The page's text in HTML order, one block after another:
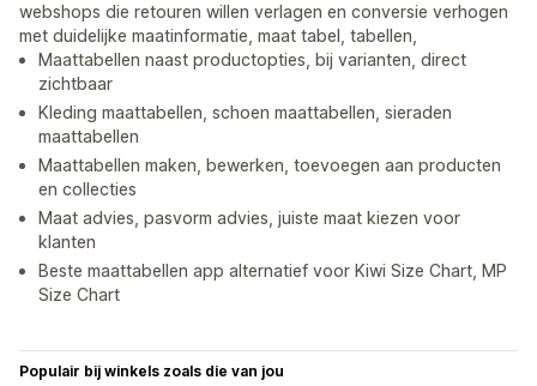
webshops die retouren willen verlagen en conversie verhogen
met duidelijke maatinformatie, maat tabel, tabellen,
Maattabellen naast productopties, bij varianten, direct
zichtbaar
Kleding maattabellen, schoen maattabellen, sieraden
maattabellen
Maattabellen maken, bewerken, toevoegen aan producten
en collecties
Maat advies, pasvorm advies, juiste maat kiezen voor
klanten
Beste maattabellen app alternatief voor Kiwi Size Chart, MP
Size Chart
Populair bij winkels zoals die van jou